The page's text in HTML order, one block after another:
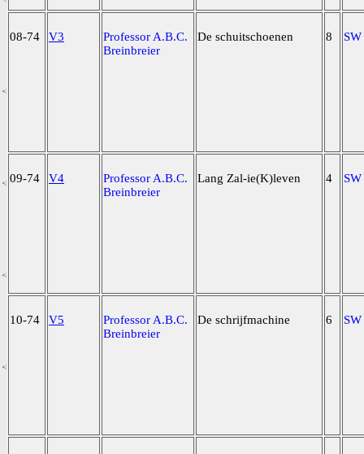
08-74 V3
Professor A.B.C.
Breinbreier
De schuitschoenen 8 SW
09-74 V4
Professor A.B.C.
Breinbreier
Lang Zal-ie(K)leven 4 SW
10-74 V5
Professor A.B.C.
Breinbreier
De schrijfmachine 6 SW